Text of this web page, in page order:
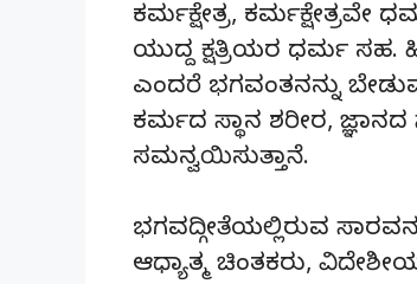
ಕರ್ಮಕ್ಷೇತ್ರ, ಕರ್ಮಕ್ಷೇತ್ರವೇ
ಯುದ್ದ ಕ್ಷತ್ರಿಯರ ಧರ್ಮ ಸಹ.
ಎಂದರೆ ಭಗವಂತನನ್ನು
ಕರ್ಮದ ಸ್ಥಾನ ಶರೀರ, ಜ್ಞಾನದ
ಸಮನ್ವಯಿಸುತ್ತಾನೆ.
ಭಗವದ್ಗೀತೆಯಲ್ಲಿರುವ
ಆಧ್ಯಾತ್ಮ ಚಿಂತಕರು,